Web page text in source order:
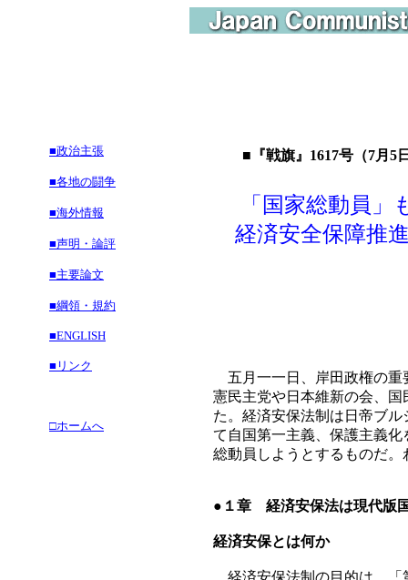
■政治主張
■各地の闘争
■海外情報
■声明・論評
■主要論文
■綱領・規約
■ENGLISH
■リンク
□ホームへ
■『戦旗』1617号（7月5
「国家総動員」
経済安全保障推
五月一一日、岸田政権の重
憲民主党や日本維新の会、
た。経済安保法制は日帝ブ
て自国第一主義、保護主義
総動員しようとするものだ
●１章 経済安保法は現代版
経済安保とは何か
経済安保法制の目的は、「